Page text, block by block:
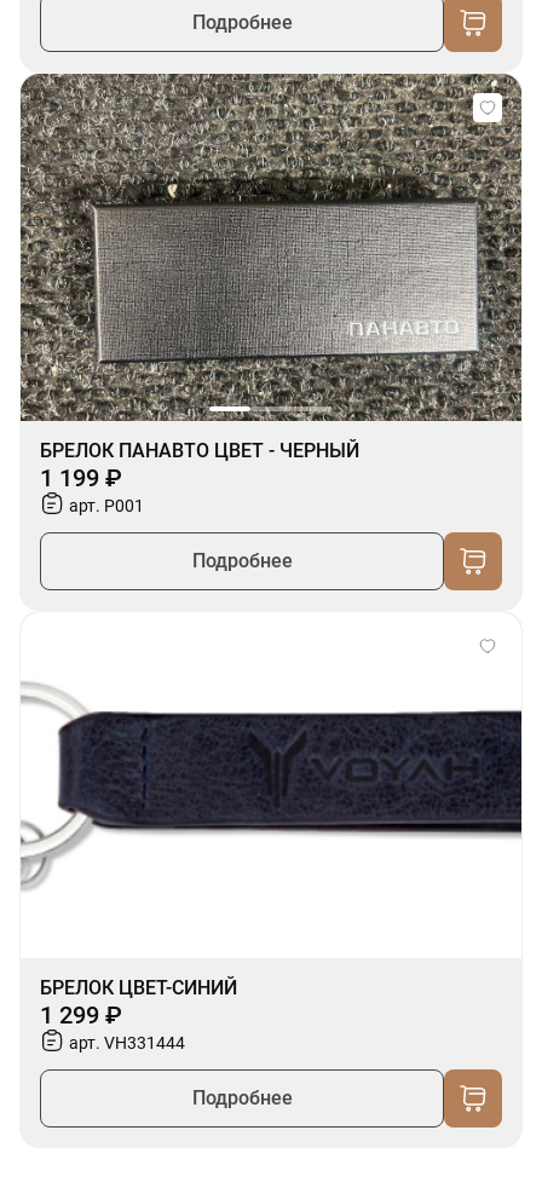
Подробнее
БРЕЛОК ПАНАВТО ЦВЕТ - ЧЕРНЫЙ
1 199 ₽
арт. P001
Подробнее
БРЕЛОК ЦВЕТ-СИНИЙ
1 299 ₽
арт. VH331444
Подробнее